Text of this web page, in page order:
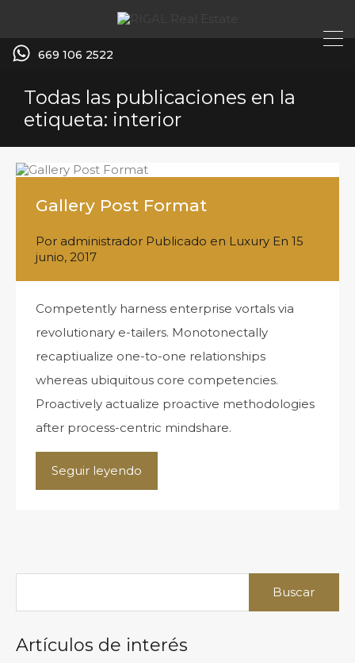
669 106 2522
Todas las publicaciones en la
etiqueta: interior
Gallery Post Format
Por administrador Publicado en Luxury En 15
junio, 2017
Competently harness enterprise vortals via
revolutionary e-tailers. Monotonectally
recaptiualize one-to-one relationships
whereas ubiquitous core competencies.
Proactively actualize proactive methodologies
after process-centric mindshare.
Seguir leyendo
Artículos de interés